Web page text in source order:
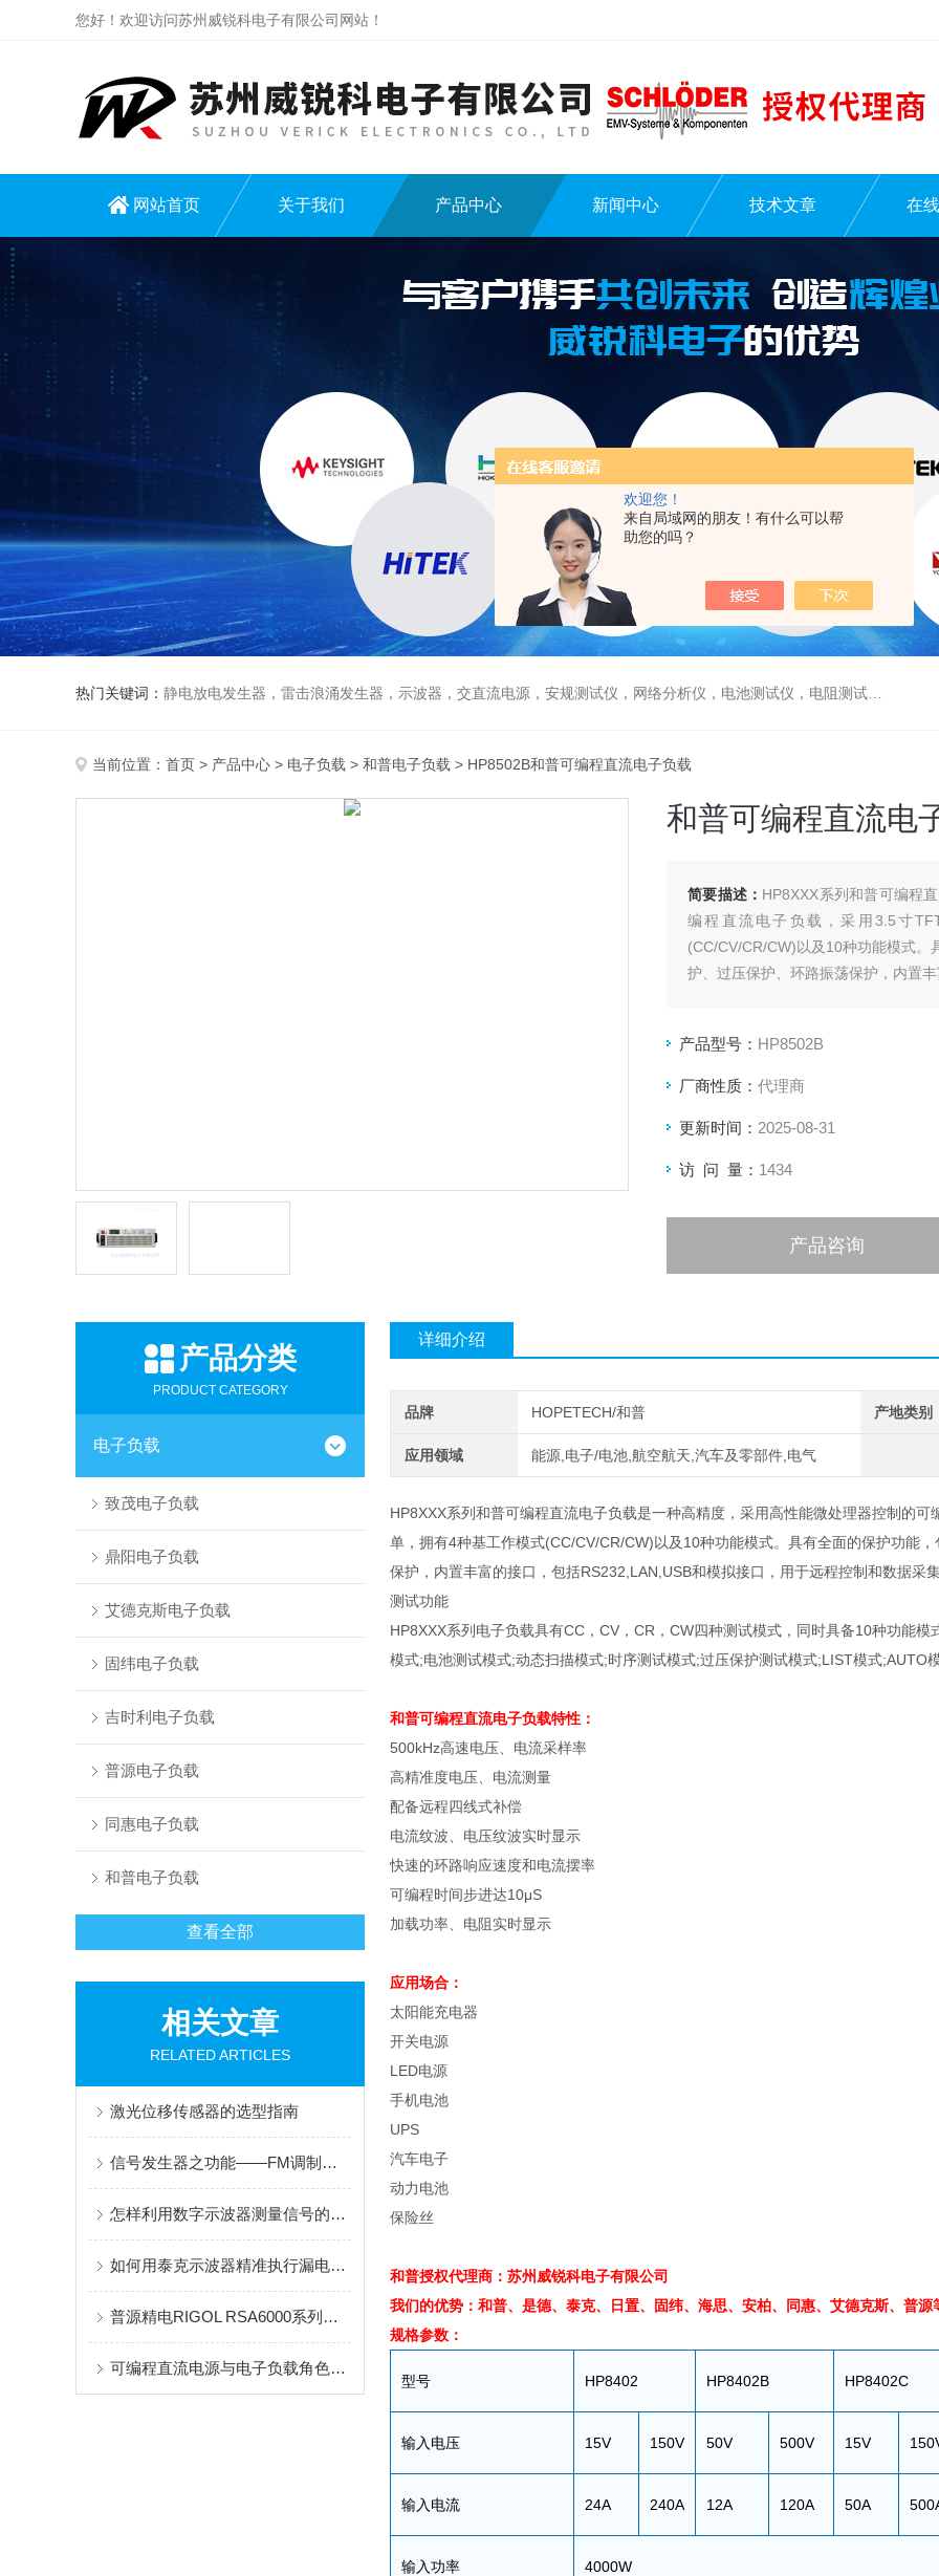
欢迎您！
来自局域网的朋友！有什么可以帮
助您的吗？
您好！欢迎访问苏州威锐科电子有限公司网站！
网站首页 关于我们 产品中心 新闻中心 技术文章 在
热门关键词： 静电放电发生器，雷击浪涌发生器，示波器，交直流电源，安规测试仪，网络分析仪，电池测试仪，电阻测试仪，数据采集仪
当前位置： 首页 > 产品中心 > 电子负载 > 和普电子负载 > HP8502B和普可编程直流电子负载
和普可编程直流电
简要描述： HP8XXX系列和普可编程
编程直流电子负载，采用3.5寸
(CC/CV/CR/CW)以及10种功能模式
护、过压保护、环路振荡保护，内置
产品型号： HP8502B
厂商性质： 代理商
更新时间： 2025-08-31
访 问 量： 1434
产品咨询
产品分类
PRODUCT CATEGORY
电子负载
致茂电子负载
鼎阳电子负载
艾德克斯电子负载
固纬电子负载
吉时利电子负载
普源电子负载
同惠电子负载
和普电子负载
查看全部
相关文章
RELATED ARTICLES
激光位移传感器的选型指南
信号发生器之功能——FM调制信号测试
怎样利用数字示波器测量信号的周期和振幅?
如何用泰克示波器精准执行漏电流与耐压测试
普源精电RIGOL RSA6000系列实时频谱仪如何高效捕获瞬态信号
可编程直流电源与电子负载角色定位
详细介绍
品牌 HOPETECH/和普 产地类别
应用领域 能源,电子/电池,航空航天,汽车及零部件,电气
HP8XXX系列和普可编程直流电子负载是一种高精度，采用高性能微处理器控制的
单，拥有4种基工作模式(CC/CV/CR/CW)以及10种功能模式。具有全面的保护功能
保护，内置丰富的接口，包括RS232,LAN,USB和模拟接口，用于远程控制和数据采
测试功能
HP8XXX系列电子负载具有CC ， CV ， CR ， CW四种测试模式，同时具备10种功能模
模式;电池测试模式;动态扫描模式;时序测试模式;过压保护测试模式;LIST模式;AUTO
和普可编程直流电子负载特性：
500kHz高速电压、电流采样率
高精准度电压、电流测量
配备远程四线式补偿
电流纹波、电压纹波实时显示
快速的环路响应速度和电流摆率
可编程时间步进达10μS
加载功率、电阻实时显示
应用场合：
太阳能充电器
开关电源
LED电源
手机电池
UPS
汽车电子
动力电池
保险丝
和普授权代理商：苏州威锐科电子有限公司
我们的优势：和普、是德、泰克、日置、固纬、海思、安柏、
同惠、 艾德克斯、普源
规格参数：
型号 HP8402 HP8402B HP8402C
输入电压 15V 150V 50V 500V 15V
输入电流 24A 240A 12A 120A 50A
输入功率 4000W